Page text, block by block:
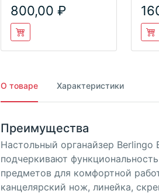
800,00
О товаре Характеристики
Преимущества
Настольный органайзер Berlingo
подчеркивают
предметов для комфортной
канцелярский нож, линейка,